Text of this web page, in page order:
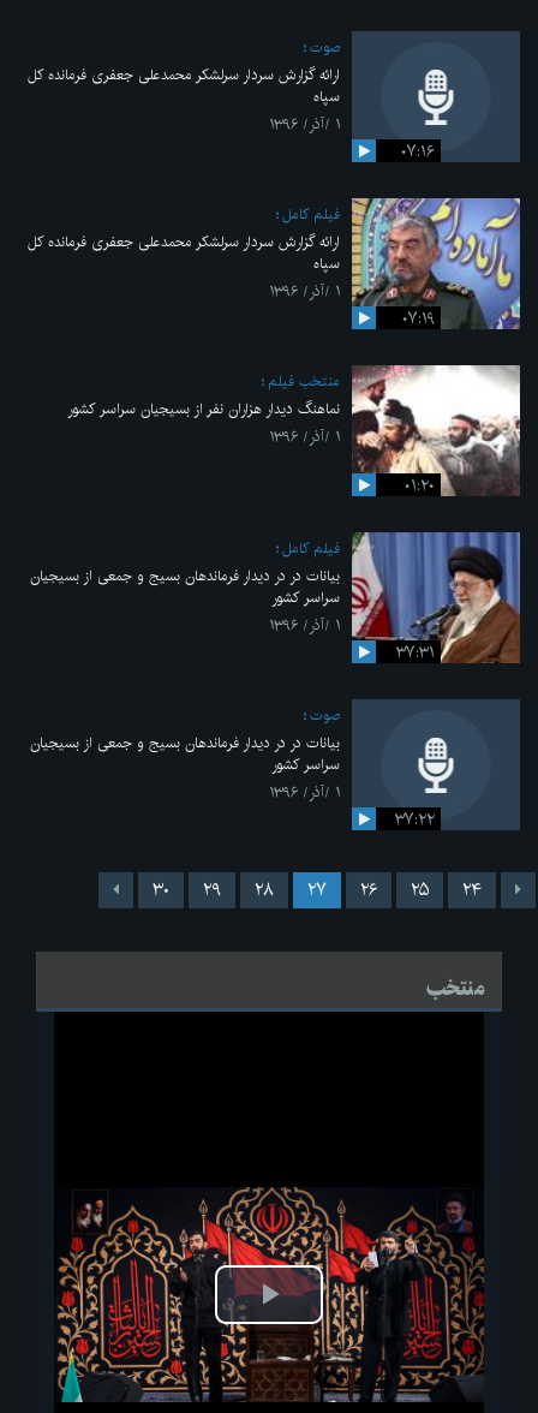
۰۷:۱۶
صوت
ارائه گزارش سردار سرلشکر محمدعلی جعفری فرمانده کل
سپاه
۱ /آذر/ ۱۳۹۶
۰۷:۱۹
فیلم کامل
ارائه گزارش سردار سرلشکر محمدعلی جعفری فرمانده کل
سپاه
۱ /آذر/ ۱۳۹۶
۰۱:۲۰
منتخب فیلم
نماهنگ دیدار هزاران نفر از بسیجیان سراسر کشور
۱ /آذر/ ۱۳۹۶
۳۷:۳۱
فیلم کامل
بیانات در در دیدار فرماندهان بسیج و جمعی از بسیجیان
سراسر کشور
۱ /آذر/ ۱۳۹۶
۳۷:۲۲
صوت
بیانات در در دیدار فرماندهان بسیج و جمعی از بسیجیان
سراسر کشور
۱ /آذر/ ۱۳۹۶
۲۴ ۲۵ ۲۶ ۲۷ ۲۸ ۲۹ ۳۰
منتخب
پخش
ویدیو